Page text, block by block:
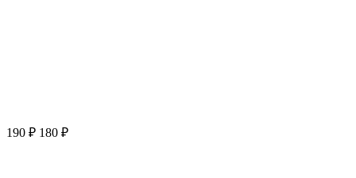
190 ₽ 180 ₽